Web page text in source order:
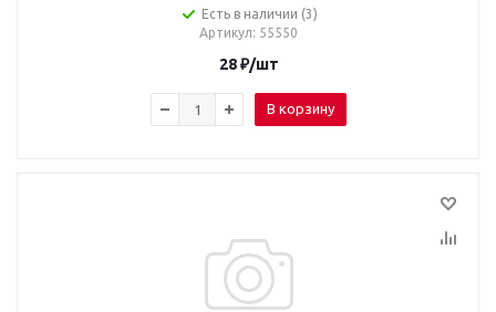
Есть в наличии (3)
Артикул: 55550
28₽/шт
В корзину